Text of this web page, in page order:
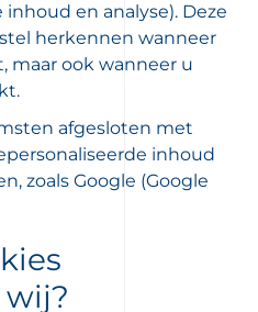
en analyse). Deze
herkennen wanneer
maar ook wanneer u
afgesloten met
inhoud
zoals Google (Google